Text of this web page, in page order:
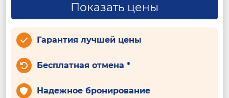
Показать цены
Гарантия лучшей цены
Бесплатная отмена *
Надежное бронирование